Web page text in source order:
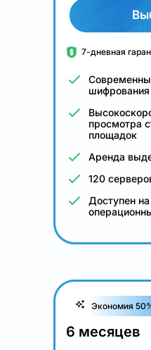
7-дневная
шифрования
просмотра
площадок
Аренда
120
Доступен
Экономия
6 месяцев